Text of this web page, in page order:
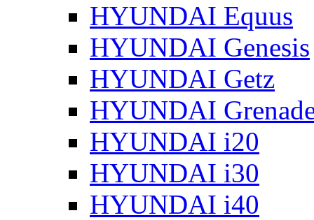
HYUNDAI Equus
HYUNDAI Genesis
HYUNDAI Getz
HYUNDAI
HYUNDAI i20
HYUNDAI i30
HYUNDAI i40